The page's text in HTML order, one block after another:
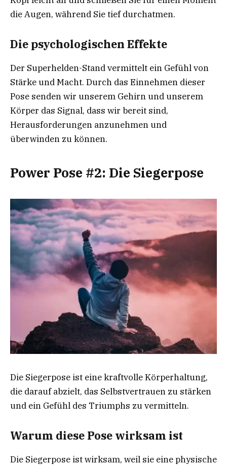
die Augen, während Sie tief durchatmen.
Die psychologischen Effekte
Der Superhelden-Stand vermittelt ein Gefühl von
Stärke und Macht. Durch das Einnehmen dieser
Pose senden wir unserem Gehirn und unserem
Körper das Signal, dass wir bereit sind,
Herausforderungen anzunehmen und
überwinden zu können.
Power Pose #2: Die Siegerpose
Die Siegerpose ist eine kraftvolle Körperhaltung,
die darauf abzielt, das Selbstvertrauen zu stärken
und ein Gefühl des Triumphs zu vermitteln.
Warum diese Pose wirksam ist
Die Siegerpose ist wirksam, weil sie eine physische